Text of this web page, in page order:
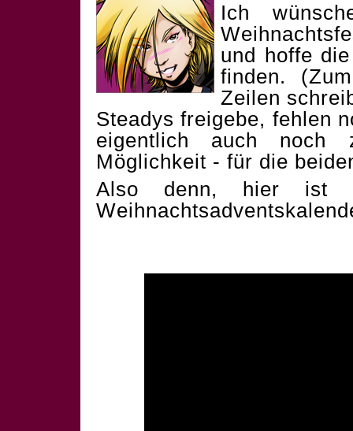
Ich
und hoffe
finden.
Zeilen
Steadys freigebe, fehlen
eigentlich auch noch
Möglichkeit - für die
Also denn, hier ist